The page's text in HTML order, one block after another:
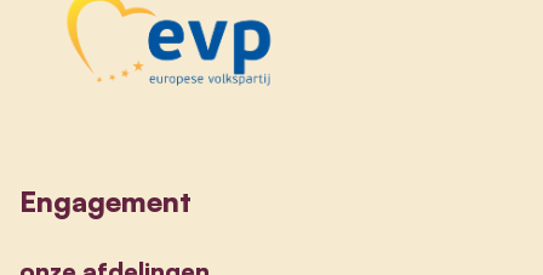
Engagement